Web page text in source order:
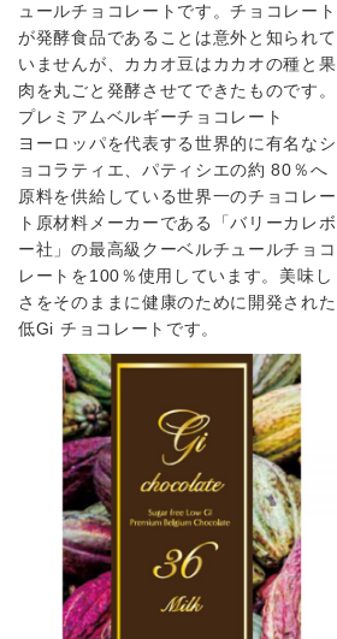
ュールチョコレートです。チョコレート
が発酵食品であることは意外と知られて
いませんが、カカオ豆はカカオの種と果
肉を丸ごと発酵させてできたものです。
プレミアムベルギーチョコレート
ヨーロッパを代表する世界的に有名なシ
ョコラティエ、パティシエの約 80％へ
原料を供給している世界一のチョコレー
ト原材料メーカーである「バリーカレボ
ー社」の最高級クーベルチュールチョコ
レートを100％使用しています。美味し
さをそのままに健康のために開発された
低Gi チョコレートです。